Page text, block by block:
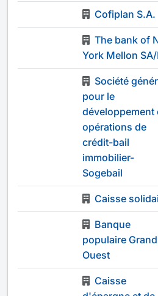
Cofiplan S.A.
The bank of
York Mellon
Société
pour le
développement
opérations de
crédit-bail
immobilier-
Sogebail
Caisse
Banque
populaire Grand
Ouest
Caisse